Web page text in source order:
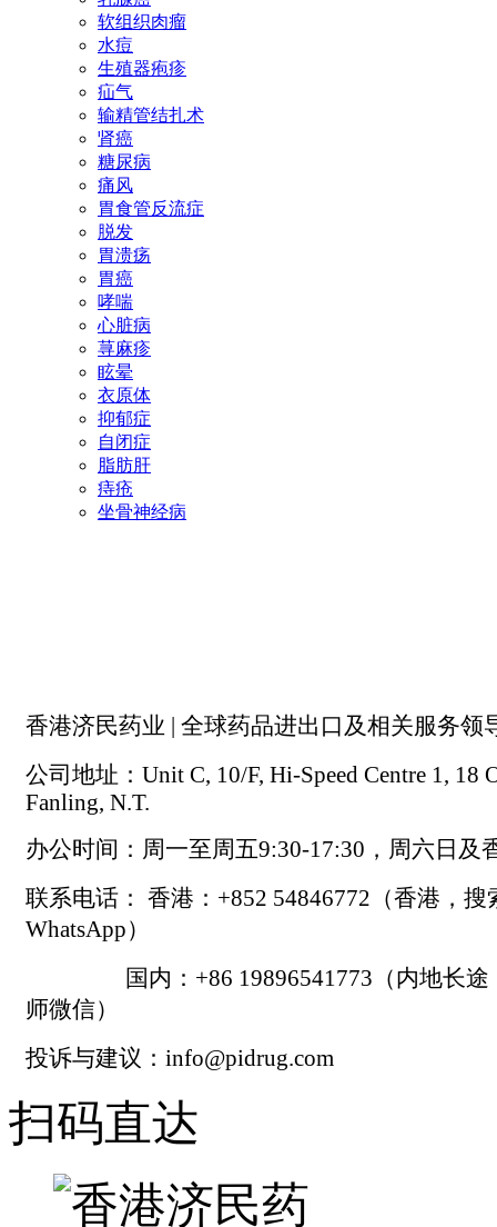
软组织肉瘤
水痘
生殖器疱疹
疝气
输精管结扎术
肾癌
糖尿病
痛风
胃食管反流症
脱发
胃溃疡
胃癌
哮喘
心脏病
荨麻疹
眩晕
衣原体
抑郁症
自闭症
脂肪肝
痔疮
坐骨神经病
香港济民药业 | 全球药品进出口及相关服务领
公司地址：Unit C, 10/F, Hi-Speed Centre 1, 18
Fanling, N.T.
办公时间：周一至周五9:30-17:30，周六日及
联系电话： 香港：+852 54846772（香港，搜
WhatsApp）
国内：+86 19896541773（内地长途
师微信）
投诉与建议：info@pidrug.com
扫码直达